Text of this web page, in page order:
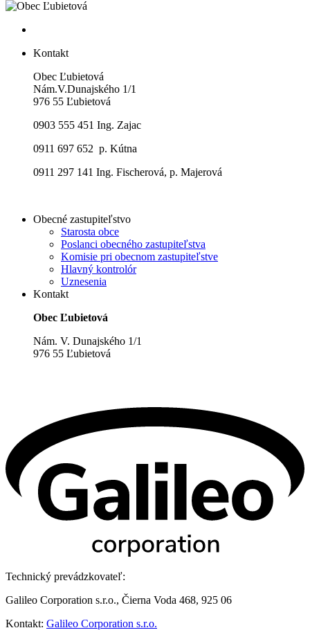
Kontakt
Obec Ľubietová
Nám.V.Dunajského 1/1
976 55 Ľubietová
0903 555 451 Ing. Zajac
0911 697 652 p. Kútna
0911 297 141 Ing. Fischerová, p. Majerová
Obecné zastupiteľstvo
Starosta obce
Poslanci obecného zastupiteľstva
Komisie pri obecnom zastupiteľstve
Hlavný kontrolór
Uznesenia
Kontakt
Obec Ľubietová
Nám. V. Dunajského 1/1
976 55 Ľubietová
Technický prevádzkovateľ:
Galileo Corporation s.r.o., Čierna Voda 468, 925 06
Kontakt: Galileo Corporation s.r.o.